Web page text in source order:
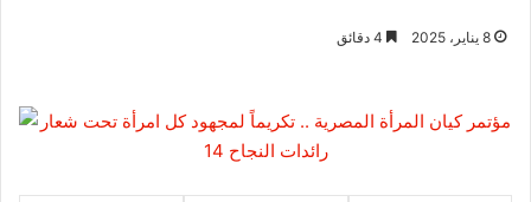
8 يناير، 2025